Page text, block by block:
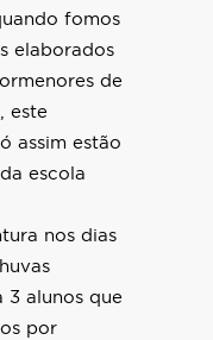
fomos
elaborados
de
este
assim estão
escola
nos dias
3 alunos que
por